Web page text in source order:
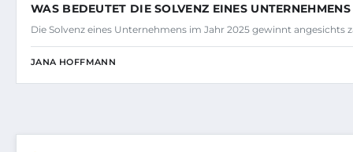
WAS BEDEUTET DIE SOLVENZ EINES
Die Solvenz eines Unternehmens im Jahr 2025 gewinnt angesichts
JANA HOFFMANN